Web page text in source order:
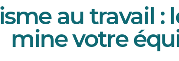
au travail :
mine votre
vient d’un superviseur ou d’un gérant à
au travail pour une équipe performante